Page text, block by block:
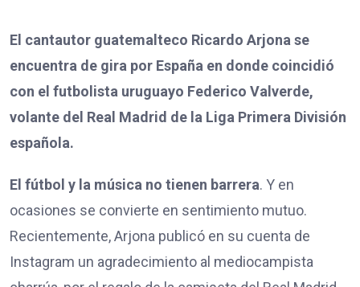
El cantautor guatemalteco Ricardo Arjona se
encuentra de gira por España en donde coincidió
con el futbolista uruguayo Federico Valverde,
volante del Real Madrid de la Liga Primera División
española.
El fútbol y la música no tienen barrera. Y en
ocasiones se convierte en sentimiento mutuo.
Recientemente, Arjona publicó en su cuenta de
Instagram un agradecimiento al mediocampista